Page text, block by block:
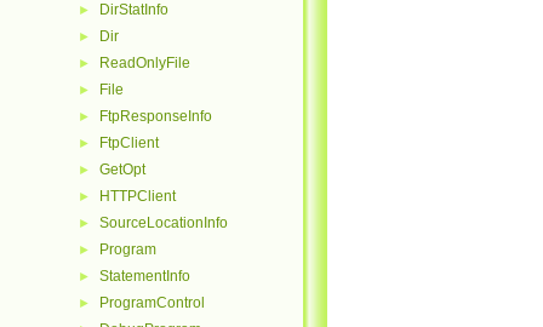
► DirStatInfo
► Dir
► ReadOnlyFile
► File
► FtpResponseInfo
► FtpClient
► GetOpt
► HTTPClient
► SourceLocationInfo
► Program
► StatementInfo
► ProgramControl